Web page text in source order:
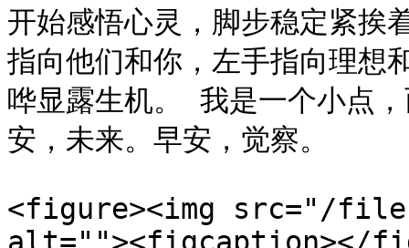
开始感悟心灵，脚步稳定紧挨
指向他们和你，左手指向理想
哗显露生机。 我是一个小点
安，未来。早安，觉察。
<figure><img src="/